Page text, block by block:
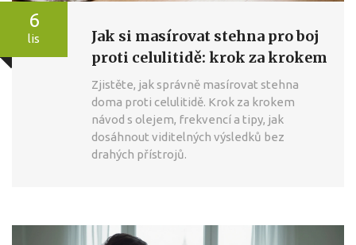
6
lis
Jak si masírovat stehna pro boj
proti celulitidě: krok za krokem
Zjistěte, jak správně masírovat stehna
doma proti celulitidě. Krok za krokem
návod s olejem, frekvencí a tipy, jak
dosáhnout viditelných výsledků bez
drahých přístrojů.